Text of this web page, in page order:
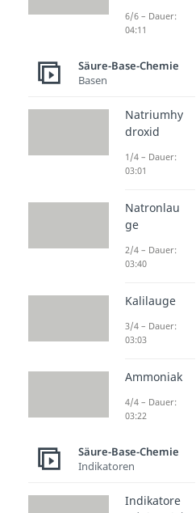
6/6 – Dauer:
04:11
Säure-Base-Chemie
Basen
Natriumhy
droxid
1/4 – Dauer:
03:01
Natronlau
ge
2/4 – Dauer:
03:40
Kalilauge
3/4 – Dauer:
03:03
Ammoniak
4/4 – Dauer:
03:22
Säure-Base-Chemie
Indikatoren
Indikatore